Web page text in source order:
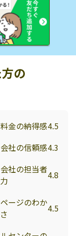
の
金の納得感4.5
社の信頼感4.3
社の担当者4.8
ージのわか4.5